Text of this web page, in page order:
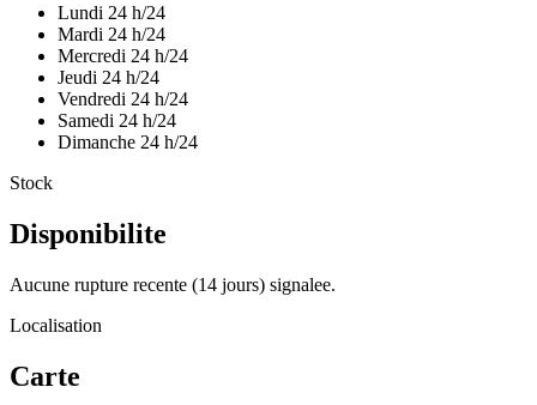
Lundi 24 h/24
Mardi 24 h/24
Mercredi 24 h/24
Jeudi 24 h/24
Vendredi 24 h/24
Samedi 24 h/24
Dimanche 24 h/24
Stock
Disponibilite
Aucune rupture recente (14 jours) signalee.
Localisation
Carte